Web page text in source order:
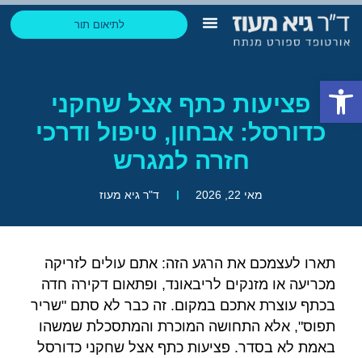
לתיאום תור
פציעות כתף אצל שחקני
כדורסל: אבחון, טיפול ודרכי
חזרה למגרש
מאי 22, 2026 ד"ר גיא מעוז
תארו לעצמכם את הרגע הזה: אתם עולים לזריקה
מכריעה או מזנקים לריבאונד, ופתאום דקירה חדה
בכתף עוצרת אתכם במקום. זה כבר לא סתם "שריר
תפוס", אלא התחושה המוכרת והמתסכלת שמשהו
באמת לא בסדר. פציעות כתף אצל שחקני כדורסל
פתח סרגל נגישות